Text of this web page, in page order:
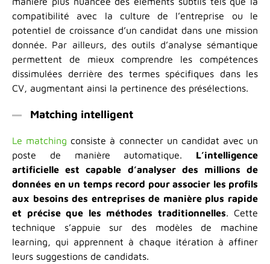
compatibilité avec la culture de l’entreprise ou le
potentiel de croissance d’un candidat dans une mission
donnée. Par ailleurs, des outils d’analyse sémantique
permettent de mieux comprendre les compétences
dissimulées derrière des termes spécifiques dans les
CV, augmentant ainsi la pertinence des présélections.
Matching intelligent
Le matching consiste à connecter un candidat avec un
poste de manière automatique. L’intelligence
artificielle est capable d’analyser des millions de
données en un temps record pour associer les profils
aux besoins des entreprises de manière plus rapide
et précise que les méthodes traditionnelles. Cette
technique s’appuie sur des modèles de machine
learning, qui apprennent à chaque itération à affiner
leurs suggestions de candidats.